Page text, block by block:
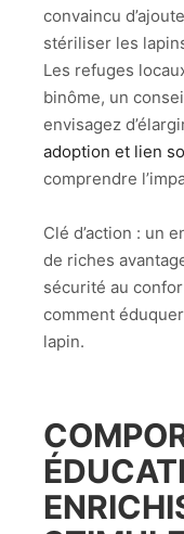
convaincu
stériliser les
Les refuges
binôme, un
envisagez
adoption et lien
comprendre
Clé d’action : un
de riches
sécurité au
comment
lapin.